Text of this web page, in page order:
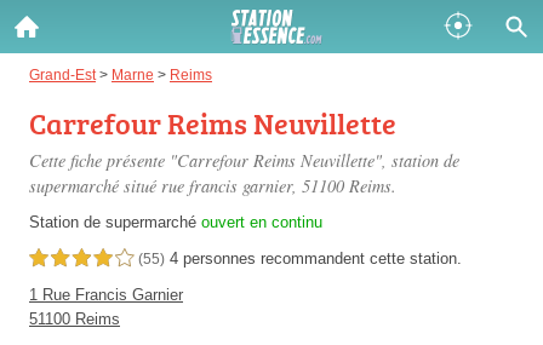
Grand-Est > Marne > Reims
Carrefour Reims Neuvillette
Cette fiche présente "Carrefour Reims Neuvillette", station de
supermarché situé rue francis garnier, 51100 Reims.
Station de supermarché ouvert en continu
4,0 étoiles sur 5 (55) 4 personnes recommandent cette station.
1 Rue Francis Garnier
51100 Reims
Gazole :
Disponible Épuisé
SP 98 :
Disponible
SP 95 :